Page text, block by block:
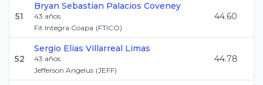
51
Bryan Sebastian Palacios Coveney
43 años
Fit Integra Coapa (FTICO)
44.60
52
Sergio Elias Villarreal Limas
43 años
Jefferson Angelus (JEFF)
44.78